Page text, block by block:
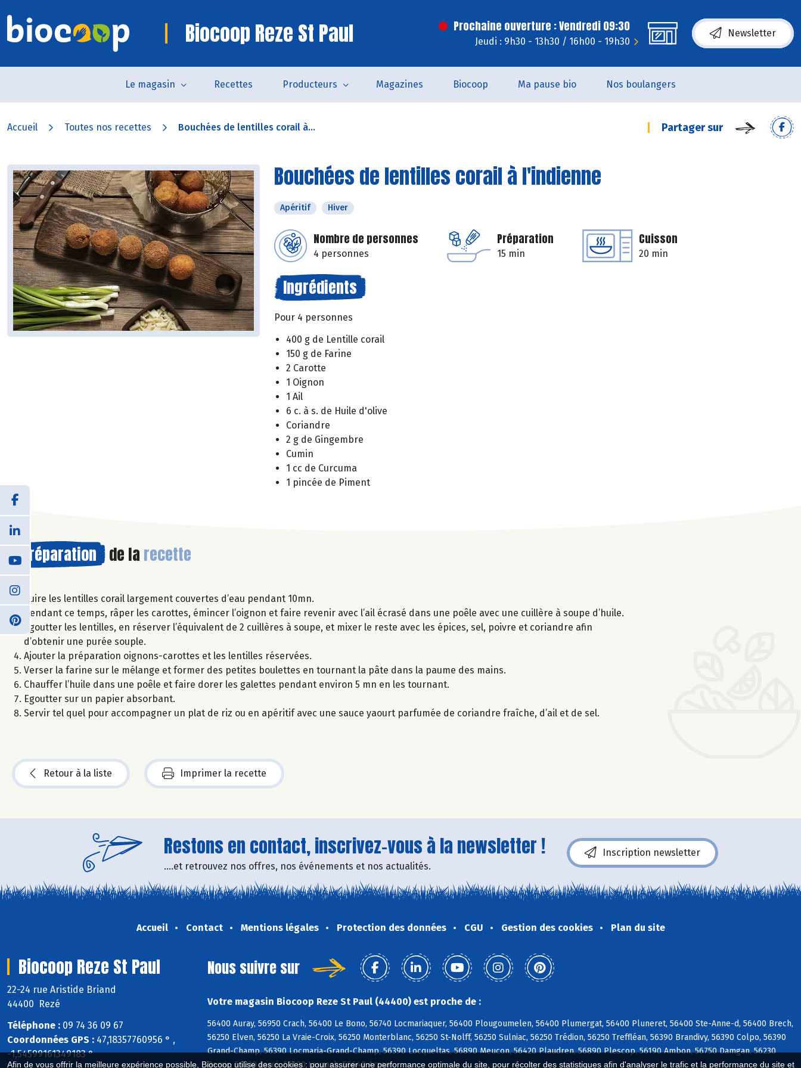
Afin de vous offrir la meilleure expérience possible, Biocoop utilise des cookies : pour assurer une performance optimale du site, pour récolter des statistiques afin d'analyser le trafic et la performance du site et
Biocoop Reze St Paul Prochaine ouverture : Vendredi 09:30
Jeudi : 9h30 - 13h30 / 16h00 - 19h30
Newsletter
Le magasin Recettes Producteurs Magazines Biocoop Ma pause bio Nos boulangers
Accueil Toutes nos recettes Bouchées de lentilles corail à... Partager sur
Bouchées de lentilles corail à l'indienne
Apéritif Hiver
Nombre de personnes
4 personnes
Préparation
15 min
Cuisson
20 min
Ingrédients
Pour 4 personnes
400 g de Lentille corail
150 g de Farine
2 Carotte
1 Oignon
1 Ail
6 c. à s. de Huile d'olive
Coriandre
2 g de Gingembre
Cumin
1 cc de Curcuma
1 pincée de Piment
Préparation de la recette
Cuire les lentilles corail largement couvertes d’eau pendant 10mn.
Pendant ce temps, râper les carottes, émincer l’oignon et faire revenir avec l’ail écrasé dans une poêle avec une cuillère à soupe d’huile.
Egoutter les lentilles, en réserver l’équivalent de 2 cuillères à soupe, et mixer le reste avec les épices, sel, poivre et coriandre afin
d’obtenir une purée souple.
Ajouter la préparation oignons-carottes et les lentilles réservées.
Verser la farine sur le mélange et former des petites boulettes en tournant la pâte dans la paume des mains.
Chauffer l’huile dans une poêle et faire dorer les galettes pendant environ 5 mn en les tournant.
Egoutter sur un papier absorbant.
Servir tel quel pour accompagner un plat de riz ou en apéritif avec une sauce yaourt parfumée de coriandre fraîche, d’ail et de sel.
Retour à la liste Imprimer la recette
Restons en contact, inscrivez-vous à la newsletter !
....et retrouvez nos offres, nos événements et nos actualités.
Inscription newsletter
Accueil Contact Mentions légales Protection des données CGU Gestion des cookies Plan du site
Biocoop Reze St Paul
22-24 rue Aristide Briand
44400 Rezé
Téléphone : 09 74 36 09 67
Coordonnées GPS : 47,18357760956 ° ,
-1,54599161349183 °
Nous suivre sur
Votre magasin Biocoop Reze St Paul (44400) est proche de :
56400 Auray, 56950 Crach, 56400 Le Bono, 56740 Locmariaquer, 56400 Plougoumelen, 56400 Plumergat, 56400 Pluneret, 56400 Ste-Anne-d, 56400 Brech,
56250 Elven, 56250 La Vraie-Croix, 56250 Monterblanc, 56250 St-Nolff, 56250 Sulniac, 56250 Trédion, 56250 Treffléan, 56390 Brandivy, 56390 Colpo, 56390
Grand-Champ, 56390 Locmaria-Grand-Champ, 56390 Locqueltas, 56890 Meucon, 56420 Plaudren, 56890 Plescop, 56190 Ambon, 56750 Damgan, 56230
Berric, 56230 Larré, 56190 Lauzach, 56640 Arzon